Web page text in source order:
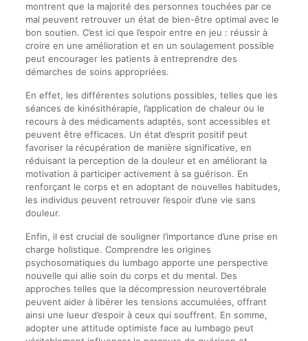
montrent que la majorité des personnes touchées par ce
mal peuvent retrouver un état de bien-être optimal avec le
bon soutien. C’est ici que l’espoir entre en jeu : réussir à
croire en une amélioration et en un soulagement possible
peut encourager les patients à entreprendre des
démarches de soins appropriées.
En effet, les différentes solutions possibles, telles que les
séances de kinésithérapie, l’application de chaleur ou le
recours à des médicaments adaptés, sont accessibles et
peuvent être efficaces. Un état d’esprit positif peut
favoriser la récupération de manière significative, en
réduisant la perception de la douleur et en améliorant la
motivation à participer activement à sa guérison. En
renforçant le corps et en adoptant de nouvelles habitudes,
les individus peuvent retrouver l’espoir d’une vie sans
douleur.
Enfin, il est crucial de souligner l’importance d’une prise en
charge holistique. Comprendre les origines
psychosomatiques du lumbago apporte une perspective
nouvelle qui allie soin du corps et du mental. Des
approches telles que la décompression neurovertébrale
peuvent aider à libérer les tensions accumulées, offrant
ainsi une lueur d’espoir à ceux qui souffrent. En somme,
adopter une attitude optimiste face au lumbago peut